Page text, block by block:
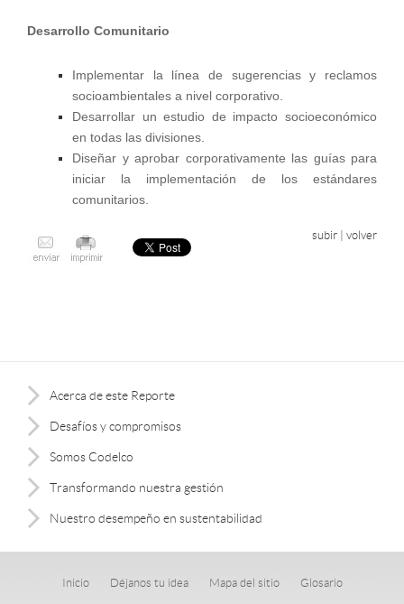
Acerca de este Reporte
Desafíos y compromisos
Somos Codelco
Transformando nuestra gestión
Nuestro desempeño en sustentabilidad
Desarrollo Comunitario
Implementar la línea de sugerencias y reclamos
socioambientales a nivel corporativo.
Desarrollar un estudio de impacto socioeconómico
en todas las divisiones.
Diseñar y aprobar corporativamente las guías para
iniciar la implementación de los estándares
comunitarios.
subir | volver
Inicio Déjanos tu idea Mapa del sitio Glosario